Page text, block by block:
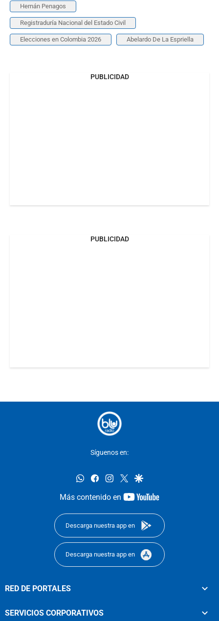
Hernán Penagos
Registraduría Nacional del Estado Civil
Elecciones en Colombia 2026 Abelardo De La Espriella
PUBLICIDAD
PUBLICIDAD
Síguenos en:
whatsappfacebookinstagram
twittergoogle
Más contenido en
youtube-
Descarga nuestra app en
Descarga nuestra app en
RED DE PORTALES
SERVICIOS CORPORATIVOS